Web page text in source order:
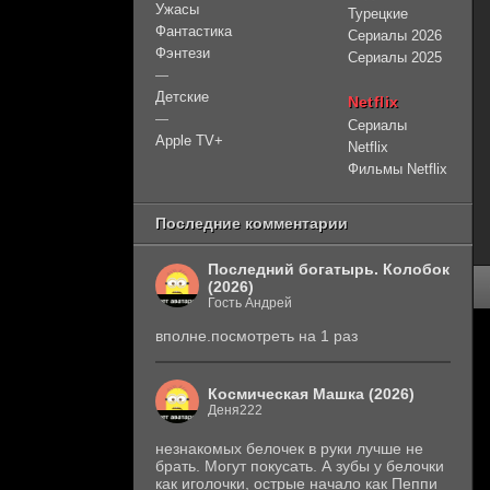
Ужасы
Фантастика
Фэнтези
—
Детские
—
Apple TV+
Турецкие
Сериалы 2026
Сериалы 2025
Netflix
Сериалы
Netflix
Фильмы Netflix
Последние комментарии
Последний богатырь. Колобок
(2026)
Гость Андрей
вполне.посмотреть на 1 раз
Космическая Машка (2026)
Деня222
незнакомых белочек в руки лучше не
брать. Могут покусать. А зубы у белочки
как иголочки, острые начало как Пеппи